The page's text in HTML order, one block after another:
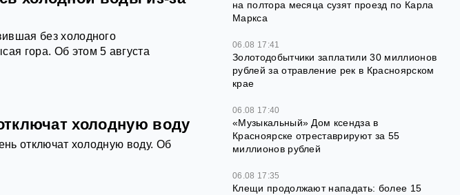
без холодного
гора. Об этом 5 августа
холодную воду
отключат холодную воду. Об
на полтора месяца сузят проезд по Карла
Маркса
06.08 17:41
Золотодобытчики заплатили 30 миллионов
рублей за отравление рек в Красноярском
крае
06.08 17:40
«Музыкальный» Дом ксендза в
Красноярске отреставрируют за 55
миллионов рублей
06.08 17:35
Клещи продолжают нападать: более 15